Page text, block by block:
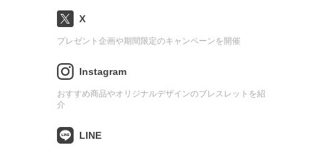
X
プレゼント企画や期間限定のキャンペーンを開催
Instagram
おすすめ商品やオリジナルデザインのブレスレットを紹
介
LINE